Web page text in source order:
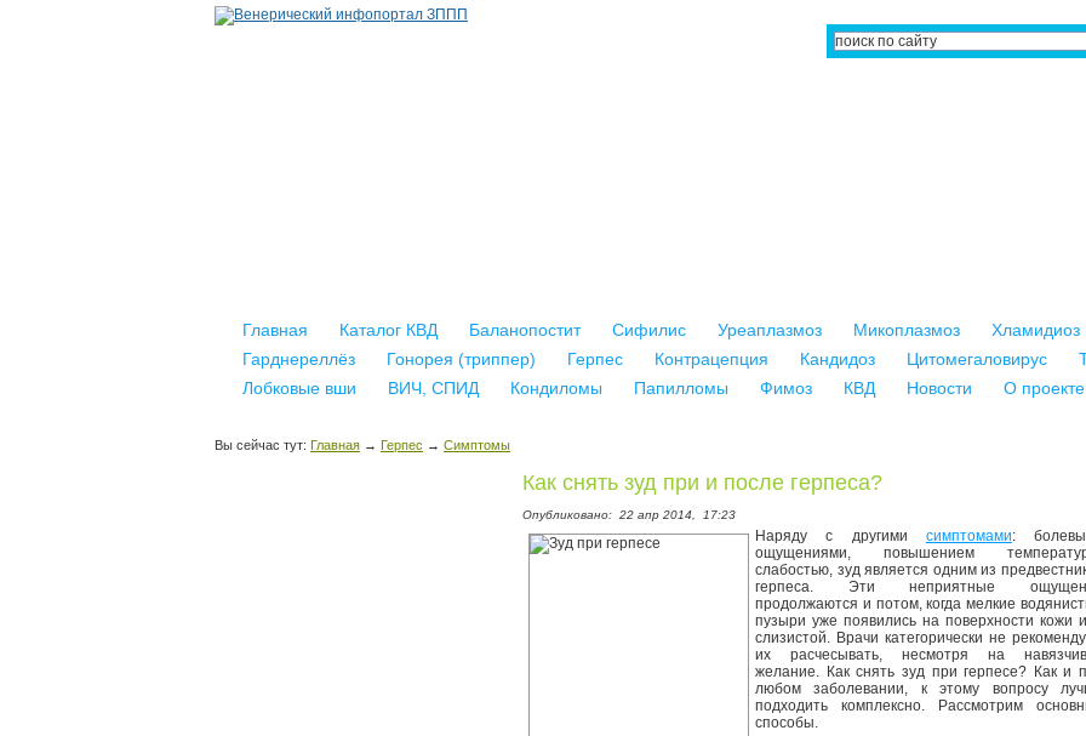
Главная Каталог КВД Баланопостит Сифилис Уреаплазмоз Микоплазмоз Хламидиоз
Гарднереллёз
Гонорея (триппер) Герпес Контрацепция Кандидоз Цитомегаловирус
Лобковые вши
ВИЧ, СПИД Кондиломы Папилломы Фимоз КВД Новости О проекте
Вы сейчас тут: Главная → Герпес → Симптомы
Как снять зуд при и после герпеса?
Опубликовано: 22 апр 2014, 17:23
Наряду с другими симптомами:
ощущениями, повышением
слабостью, зуд является одним из
герпеса. Эти неприятные
продолжаются и потом, когда мелкие
пузыри уже появились на поверхности кожи
слизистой. Врачи категорически не
их расчесывать, несмотря на
желание. Как снять зуд при герпесе? Как и
любом заболевании, к этому вопросу
подходить комплексно. Рассмотрим
способы.